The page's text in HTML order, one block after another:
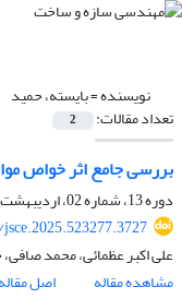
نویسنده =بایسته، حمید
تعداد مقالات: 2
بررسی جامع اثر خواص
دوره 13، شماره 02، اردیبهشت 1405، صفحه
علی اکبر عظمائی، محمد
مشاهده مقاله
اصل مقاله